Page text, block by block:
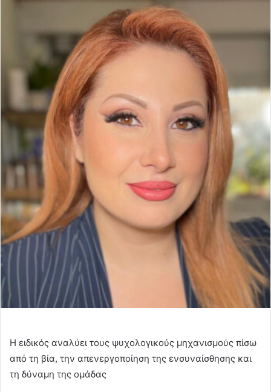
Η ειδικός αναλύει τους ψυχολογικούς μηχανισμούς πίσω
από τη βία, την απενεργοποίηση της ενσυναίσθησης και
τη δύναμη της ομάδας